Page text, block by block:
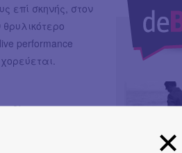
επί σκηνής, στον
performance
- βίντεο -